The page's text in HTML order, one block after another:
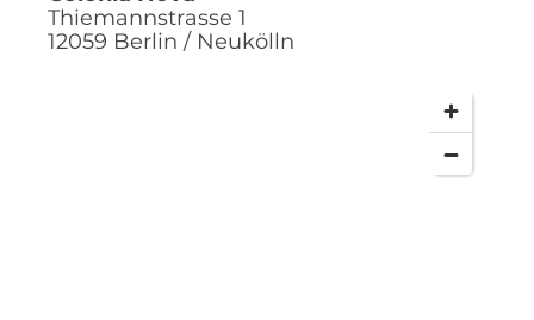
Thiemannstrasse 1
12059 Berlin / Neukölln